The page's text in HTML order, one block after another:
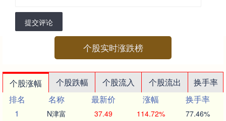
提交评论
个股实时涨跌榜
个股涨幅 个股跌幅 个股流入 个股流出
换手率
排名
名称 最新价 涨幅
换手率
1
N津富 37.49 114.72% 77.46%